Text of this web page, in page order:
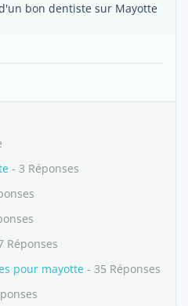
bon dentiste sur Mayotte
- 3 Réponses
Réponses
pour mayotte - 35 Réponses